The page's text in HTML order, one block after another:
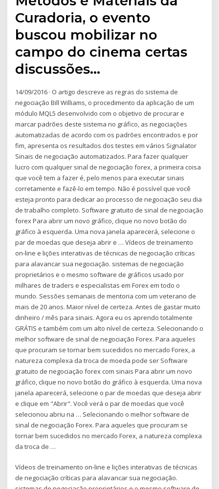
Curadoria, o evento
buscou mobilizar no
campo do cinema certas
discussões…
14/09/2016 · O artigo descreve as regras do sistema de
negociação Bill Williams, o procedimento da aplicação de um
módulo MQL5 desenvolvido com o objetivo de procurar e
marcar padrões deste sistema no gráfico, as negociações
automatizadas de acordo com os padrões encontrados e por
fim, apresenta os resultados dos testes em vários Signalator
Sinais de negociação automatizados. Para fazer qualquer
lucro com qualquer sinal de negociação forex, a primeira coisa
que você tem a fazer é, pelo menos para executar sinais
corretamente e fazê-lo em tempo. Não é possível que você
esteja pronto para dedicar ao processo de negociação seu dia
de trabalho completo. Software gratuito de sinal de negociação
forex Para abrir um novo gráfico, clique no novo botão do
gráfico à esquerda. Uma nova janela aparecerá, selecione o
par de moedas que deseja abrir e … Vídeos de treinamento
on-line e lições interativas de técnicas de negociação críticas
para alavancar sua negociação. sistemas de negociação
proprietários e o mesmo software de gráficos usado por
milhares de traders e especialistas em Forex em todo o
mundo. Sessões semanais de mentoria com um veterano de
mais de 20 anos. Maior nível de certeza. Antes de gastar muito
dinheiro / mês para sinais. Agora eu os aprendo totalmente
GRÁTIS e também com um alto nível de certeza. Selecionando o
melhor software de sinal de negociação Forex. Para aqueles
que procuram se tornar bem sucedidos no mercado Forex, a
natureza complexa da troca de moeda pode ser Software
gratuito de negociação forex com sinais Para abrir um novo
gráfico, clique no novo botão do gráfico à esquerda. Uma nova
janela aparecerá, selecione o par de moedas que deseja abrir
e clique em "Abrir". Você verá o par de moedas que você
selecionou abriu na … Selecionando o melhor software de
sinal de negociação Forex. Para aqueles que procuram se
tornar bem sucedidos no mercado Forex, a natureza complexa
da troca de …
Vídeos de treinamento on-line e lições interativas de técnicas
de negociação críticas para alavancar sua negociação.